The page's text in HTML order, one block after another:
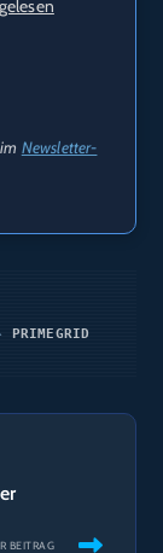
Newsletter-
PRIMEGRID
BEITRAG